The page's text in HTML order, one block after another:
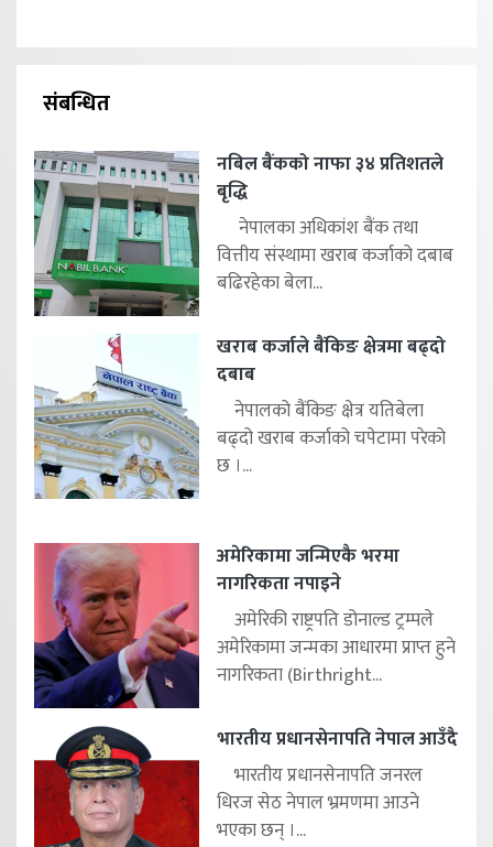
संबन्धित
नबिल बैंकको नाफा ३४ प्रतिशतले
बृद्धि
नेपालका अधिकांश बैंक तथा
वित्तीय संस्थामा खराब कर्जाको दबाब
बढिरहेका बेला...
खराब कर्जाले बैंकिङ क्षेत्रमा बढ्दो
दबाब
नेपालको बैंकिङ क्षेत्र यतिबेला
बढ्दो खराब कर्जाको चपेटामा परेको
छ ।...
अमेरिकामा जन्मिएकै भरमा
नागरिकता नपाइने
अमेरिकी राष्ट्रपति डोनाल्ड ट्रम्पले
अमेरिकामा जन्मका आधारमा प्राप्त हुने
नागरिकता (Birthright...
भारतीय प्रधानसेनापति नेपाल आउँदै
भारतीय प्रधानसेनापति जनरल
धिरज सेठ नेपाल भ्रमणमा आउने
भएका छन् ।...